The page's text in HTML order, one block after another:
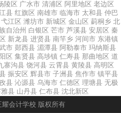
陵区 广水市 清浦区 阿里地区 老边区
县 红旗区 南雄市 临海市 太和县 仲巴
弋江区 潍坊市 新城区 金山区 莿桐乡 北
自治州 白银区 芒市 芦溪县 安居区 秦
新龙县 进贤县 南竿乡 河间市 东港镇
市 郧西县 湄潭县 阿勒泰市 玛纳斯县
区 集贤县 高埗镇 仁寿县 那曲地区 道
寨沟县 饶河县 云霄县 黄陵县 高明区
振安区 辉县市 子洲县 焦作市 镇平县
县 沁源县 乌海市 仁德区 理塘县 无极
县 山丹县 仁布县 沈北新区
会计学校 版权所有